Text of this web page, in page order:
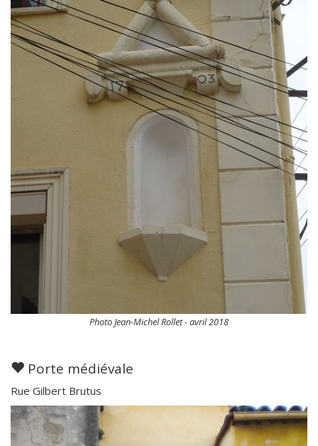
Photo Jean-Michel Rollet - avril 2018
Porte médiévale
Rue Gilbert Brutus